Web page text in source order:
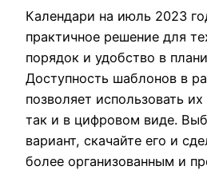
Календари на июль 2023
практичное решение для
порядок и удобство в
Доступность шаблонов в
позволяет использовать
так и в цифровом виде.
вариант, скачайте его и
более организованным и